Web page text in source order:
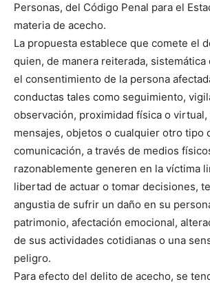
Personas, del Código Penal para el
materia de acecho.
La propuesta establece que comete el
quien, de manera reiterada,
el consentimiento de la persona
conductas tales como seguimiento,
observación, proximidad física o virtual,
mensajes, objetos o cualquier otro tipo
comunicación, a través de medios
razonablemente generen en la víctima
libertad de actuar o tomar decisiones,
angustia de sufrir un daño en su
patrimonio, afectación emocional,
de sus actividades cotidianas o una
peligro.
Para efecto del delito de acecho, se